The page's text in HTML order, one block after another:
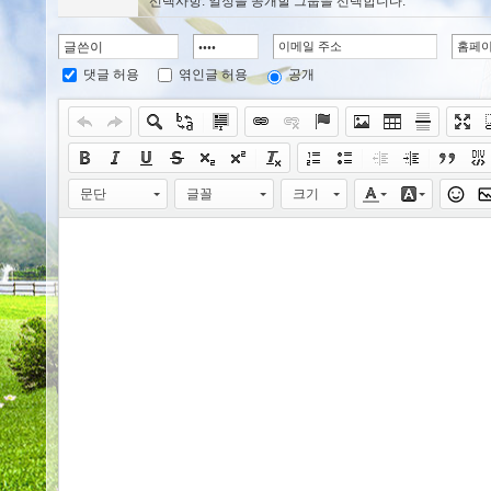
댓글 허용 엮인글 허용 공개
문단 글꼴 크기